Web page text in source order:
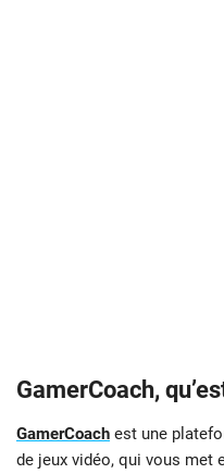
GamerCoach,
GamerCoach est une
de jeux vidéo, qui vous met